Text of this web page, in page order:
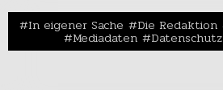
In eigener Sache Die Redaktion
Mediadaten Datenschutz